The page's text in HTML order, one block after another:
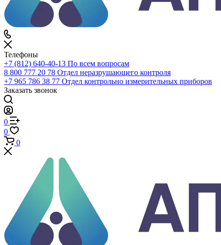
0
Сравнение
0
Избранное
+7 (812) 640-40-13
По всем вопросам
8 800 777 20 78
Отдел неразрушающего контроля
+7 965 786 38 77
Отдел контрольно измерительных приборов
Заказать звонок
0
0